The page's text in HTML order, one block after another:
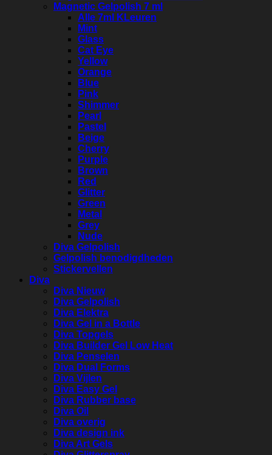
Magnetic Gelpolish 7 ml
Alle 7ml KLeuren
Mint
Glass
Cat Eye
Yellow
Orange
Blue
Pink
Shimmer
Pearl
Pastel
Beige
Cherry
Purple
Brown
Red
Glitter
Green
Metal
Grey
Nude
Diva Gelpolish
Gelpolish benodigdheden
Stickervellen
Diva
Diva Nieuw
Diva Gelpolish
Diva Elektra
Diva Gel in a Bottle
Diva Topgels
Diva Builder Gel Low Heat
Diva Penselen
Diva Dual Forms
Diva Vijlen
Diva Easy Gel
Diva Rubber base
Diva Oil
Diva overig
Diva design ink
Diva Art Gels